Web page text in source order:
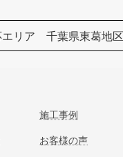
リア 千葉県東葛地区
施工事例
お客様の声